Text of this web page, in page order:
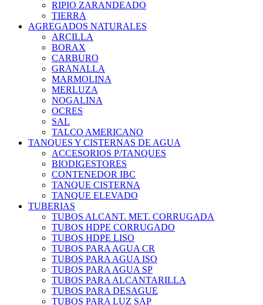
RIPIO ZARANDEADO
TIERRA
AGREGADOS NATURALES
ARCILLA
BORAX
CARBURO
GRANALLA
MARMOLINA
MERLUZA
NOGALINA
OCRES
SAL
TALCO AMERICANO
TANQUES Y CISTERNAS DE AGUA
ACCESORIOS P/TANQUES
BIODIGESTORES
CONTENEDOR IBC
TANQUE CISTERNA
TANQUE ELEVADO
TUBERIAS
TUBOS ALCANT. MET. CORRUGADA
TUBOS HDPE CORRUGADO
TUBOS HDPE LISO
TUBOS PARA AGUA CR
TUBOS PARA AGUA ISO
TUBOS PARA AGUA SP
TUBOS PARA ALCANTARILLA
TUBOS PARA DESAGUE
TUBOS PARA LUZ SAP